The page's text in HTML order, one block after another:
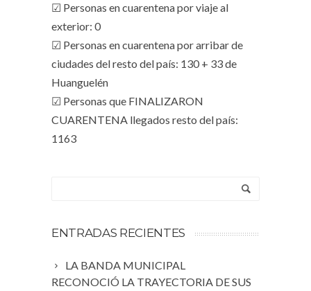
☑ Personas en cuarentena por viaje al
exterior: 0
☑ Personas en cuarentena por arribar de
ciudades del resto del país: 130 + 33 de
Huanguelén
☑ Personas que FINALIZARON
CUARENTENA llegados resto del país:
1163
ENTRADAS RECIENTES
LA BANDA MUNICIPAL
RECONOCIÓ LA TRAYECTORIA DE SUS